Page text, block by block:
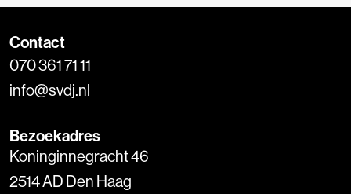
Contact
070 361 71 11
info@svdj.nl
Bezoekadres
Koninginnegracht 46
2514 AD Den Haag